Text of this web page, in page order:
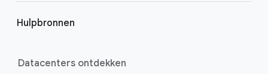
Hulpbronnen
Datacenters ontdekken